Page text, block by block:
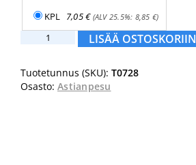
KPL 7,05€(ALV 25.5%: 8,85 €)
1kg
määrä
LISÄÄ OSTOSKORIIN
Tuotetunnus (SKU): T0728
Osasto: Astianpesu